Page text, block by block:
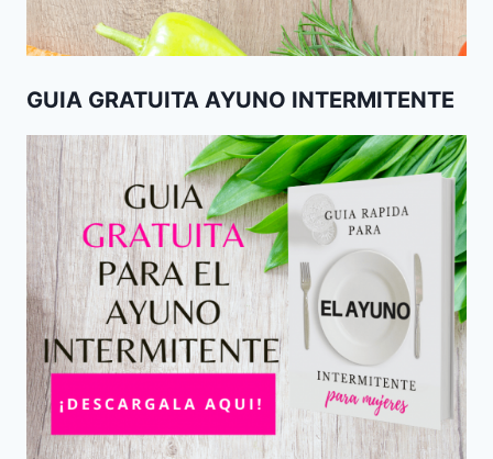
GUIA GRATUITA AYUNO INTERMITENTE